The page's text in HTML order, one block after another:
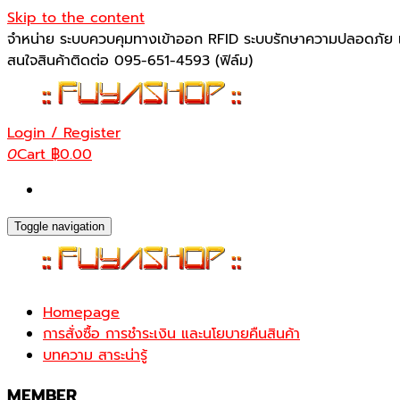
Skip to the content
จำหน่าย ระบบควบคุมทางเข้าออก RFID ระบบรักษาความปลอดภัย
สนใจสินค้าติดต่อ 095-651-4593 (ฟิล์ม)
Login / Register
0Cart฿0.00
Toggle navigation
Homepage
การสั่งซื้อ การชำระเงิน และนโยบายคืนสินค้า
บทความ สาระน่ารู้